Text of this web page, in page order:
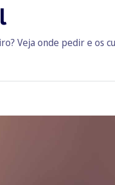
Veja onde pedir e os